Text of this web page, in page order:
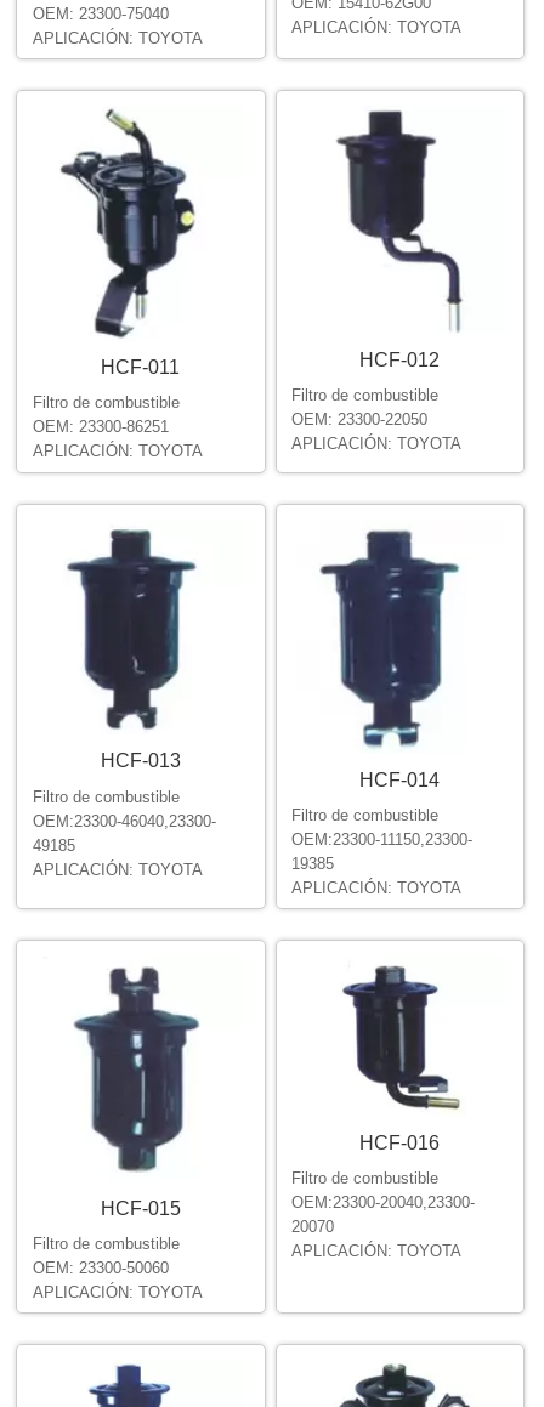
OEM: 23300-75040
APLICACIÓN: TOYOTA
APLICACIÓN: TOYOTA
HCF-011
Filtro de combustible
OEM: 23300-86251
APLICACIÓN: TOYOTA
HCF-012
Filtro de combustible
OEM: 23300-22050
APLICACIÓN: TOYOTA
HCF-013
Filtro de combustible
OEM:23300-46040,23300-
49185
APLICACIÓN: TOYOTA
HCF-014
Filtro de combustible
OEM:23300-11150,23300-
19385
APLICACIÓN: TOYOTA
HCF-015
Filtro de combustible
OEM: 23300-50060
APLICACIÓN: TOYOTA
HCF-016
Filtro de combustible
OEM:23300-20040,23300-
20070
APLICACIÓN: TOYOTA